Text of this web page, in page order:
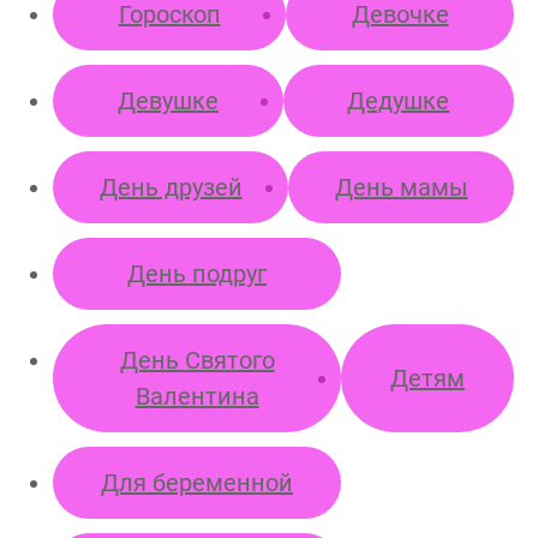
Гороскоп Девочке
Девушке Дедушке
День друзей День мамы
День подруг
День Святого
Валентина
Детям
Для беременной
Более 3 лиц
Пока не
решил (а)